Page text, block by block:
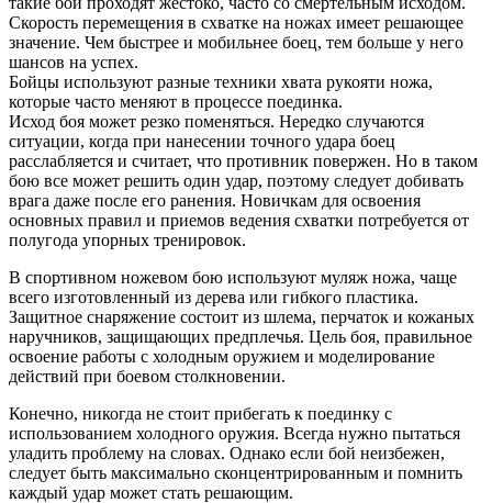
Скорость перемещения в схватке на ножах имеет решающее
значение. Чем быстрее и мобильнее боец, тем больше у него
шансов на успех.
Бойцы используют разные техники хвата рукояти ножа,
которые часто меняют в процессе поединка.
Исход боя может резко поменяться. Нередко случаются
ситуации, когда при нанесении точного удара боец
расслабляется и считает, что противник повержен. Но в таком
бою все может решить один удар, поэтому следует добивать
врага даже после его ранения. Новичкам для освоения
основных правил и приемов ведения схватки потребуется от
полугода упорных тренировок.
В спортивном ножевом бою используют муляж ножа, чаще
всего изготовленный из дерева или гибкого пластика.
Защитное снаряжение состоит из шлема, перчаток и кожаных
наручников, защищающих предплечья. Цель боя, правильное
освоение работы с холодным оружием и моделирование
действий при боевом столкновении.
Конечно, никогда не стоит прибегать к поединку с
использованием холодного оружия. Всегда нужно пытаться
уладить проблему на словах. Однако если бой неизбежен,
следует быть максимально сконцентрированным и помнить
каждый удар может стать решающим.